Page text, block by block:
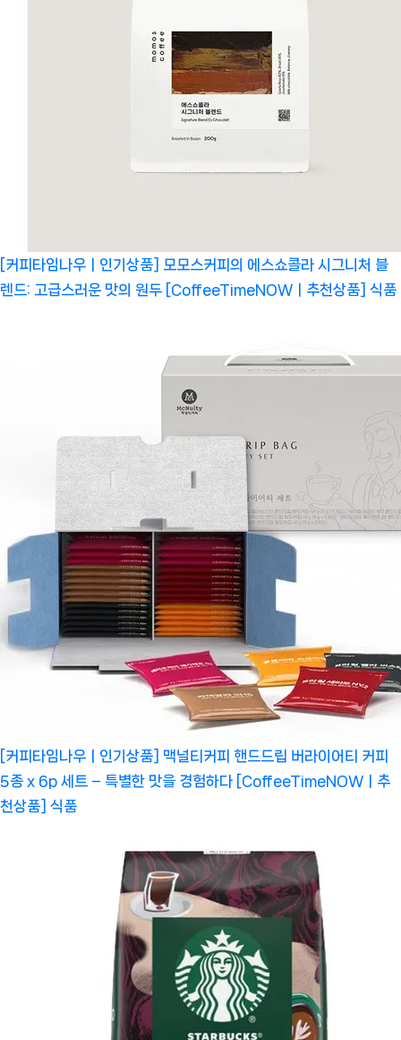
[커피타임나우ㅣ인기상품] 모모스커피의 에스쇼콜라 시그니처 블
렌드: 고급스러운 맛의 원두 [CoffeeTimeNOWㅣ추천상품] 식품
[커피타임나우ㅣ인기상품] 맥널티커피 핸드드립 버라이어티 커피
5종 x 6p 세트 – 특별한 맛을 경험하다 [CoffeeTimeNOWㅣ추
천상품] 식품